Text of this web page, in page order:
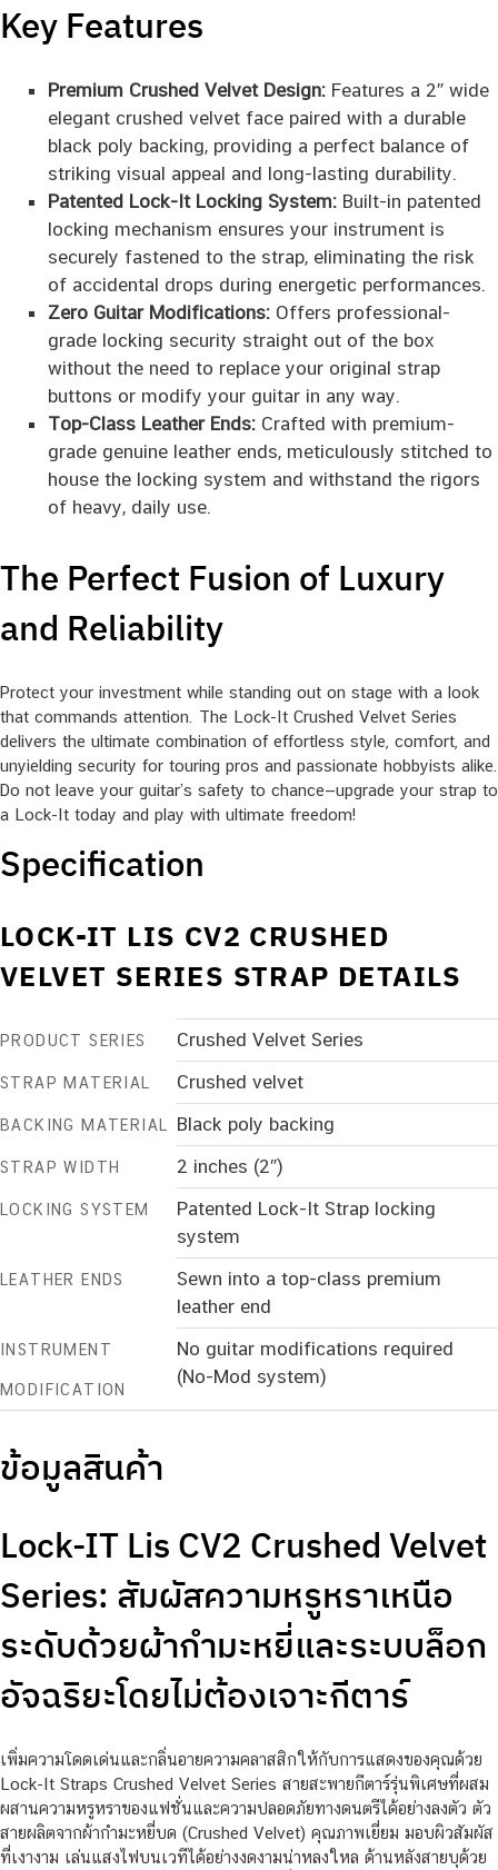
Key Features
Premium Crushed Velvet Design:Features a 2″ wide
elegant crushed velvet face paired with a durable
black poly backing, providing a perfect balance of
striking visual appeal and long-lasting durability.
Patented Lock-It Locking System:Built-in patented
locking mechanism ensures your instrument is
securely fastened to the strap, eliminating the risk
of accidental drops during energetic performances.
Zero Guitar Modifications:Offers professional-
grade locking security straight out of the box
without the need to replace your original strap
buttons or modify your guitar in any way.
Top-Class Leather Ends:Crafted with premium-
grade genuine leather ends, meticulously stitched to
house the locking system and withstand the rigors
of heavy, daily use.
The Perfect Fusion of Luxury
and Reliability
Protect your investment while standing out on stage with a look
that commands attention. The Lock-It Crushed Velvet Series
delivers the ultimate combination of effortless style, comfort, and
unyielding security for touring pros and passionate hobbyists alike.
Do not leave your guitar’s safety to chance—upgrade your strap to
a Lock-It today and play with ultimate freedom!
Specification
LOCK-IT LIS CV2 CRUSHED
VELVET SERIES STRAP DETAILS
PRODUCT SERIES Crushed Velvet Series
STRAP MATERIAL Crushed velvet
BACKING MATERIAL Black poly backing
STRAP WIDTH 2 inches (2″)
LOCKING SYSTEM
Patented Lock-It Strap locking
system
LEATHER ENDS
Sewn into a top-class premium
leather end
INSTRUMENT
MODIFICATION
No guitar modifications required
(No-Mod system)
ข้อมูลสินค้า
Lock-IT Lis CV2 Crushed Velvet
Series: สัมผัสความหรูหราเหนือ
ระดับด้วยผ้ากำมะหยี่และระบบล็อก
อัจฉริยะโดยไม่ต้องเจาะกีตาร์
เพิ่มความโดดเด่นและกลิ่นอายความคลาสสิกให้กับการแสดงของคุณด้วย
Lock-It Straps Crushed Velvet Series สายสะพายกีตาร์รุ่นพิเศษที่ผสม
ผสานความหรูหราของแฟชั่นและความปลอดภัยทางดนตรีได้อย่างลงตัว ตัว
สายผลิตจากผ้ากำมะหยี่บด (Crushed Velvet) คุณภาพเยี่ยม มอบผิวสัมผัส
ที่เงางาม เล่นแสงไฟบนเวทีได้อย่างงดงามน่าหลงใหล ด้านหลังสายบุด้วย